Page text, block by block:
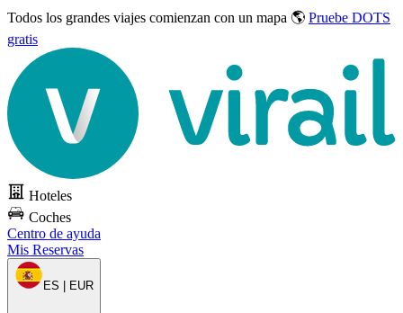
Todos los grandes viajes comienzan con un mapa 🌎 Pruebe DOTS
gratis
Hoteles
Coches
Centro de ayuda
Mis Reservas
ES | EUR